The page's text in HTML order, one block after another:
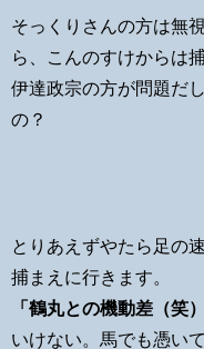
そっくりさんの方は無
ら、こんのすけからは
伊達政宗の方が問題だ
の？
とりあえずやたら足の
捕まえに行きます。
「鶴丸との機動差（笑）
いけない。馬でも憑い